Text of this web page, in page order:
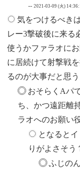
--2021-03-09 (火)
気をつけるべき
レー3撃破後に来る
使うかファラオに
に居続けて射撃戦
るのが大事だと思
おそらくAパ
ち、かつ遠距離
ラオへのお願い
となると
りがよさそう
ふじの